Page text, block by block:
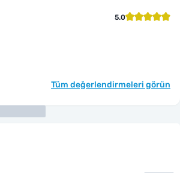
5.0
Tüm değerlendirmeleri görün